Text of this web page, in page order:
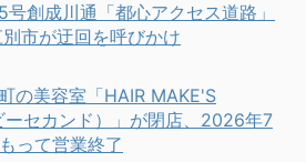
号創成川通「都心アクセス道路」
市が迂回を呼びかけ
の美容室「HAIR MAKE'S
ーセカンド）」が閉店、2026年7
って営業終了